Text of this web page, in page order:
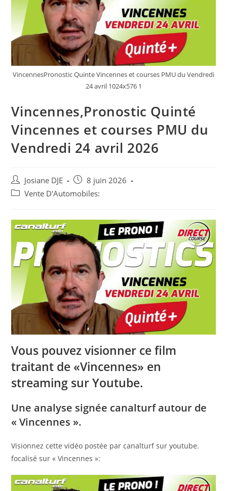
VincennesPronostic Quinte Vincennes et courses PMU du Vendredi
24 avril 1024x576 1
Vincennes,Pronostic Quinté
Vincennes et courses PMU du
Vendredi 24 avril 2026
Auteur/autrice
de
Josiane DJE
Post
published:
8 juin 2026
PostVente D'Automobiles:
Vous pouvez visionner ce film
traitant de «Vincennes» en
streaming sur Youtube.
Une analyse signée canalturf autour de
« Vincennes ».
Visionnez cette vidéo postée par canalturf sur youtube.
focalisé sur « Vincennes »: